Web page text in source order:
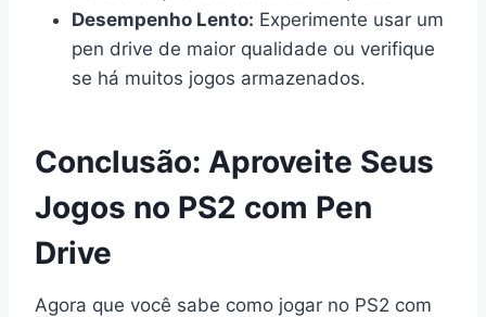
Desempenho Lento: Experimente usar um
pen drive de maior qualidade ou verifique
se há muitos jogos armazenados.
Conclusão: Aproveite Seus
Jogos no PS2 com Pen
Drive
Agora que você sabe como jogar no PS2 com